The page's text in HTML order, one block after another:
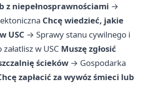
z niepełnosprawnościami →
Chcę wiedzieć, jakie
USC → Sprawy stanu cywilnego i
w USC Muszę zgłosić
ścieków → Gospodarka
zapłacić za wywóz śmieci lub